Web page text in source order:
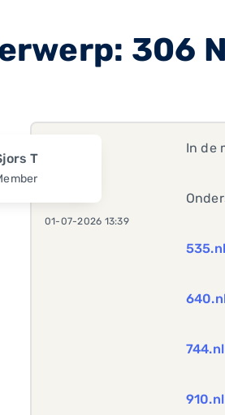
306
T
01-07-2026 13:39
In de
744.nl
910.nl